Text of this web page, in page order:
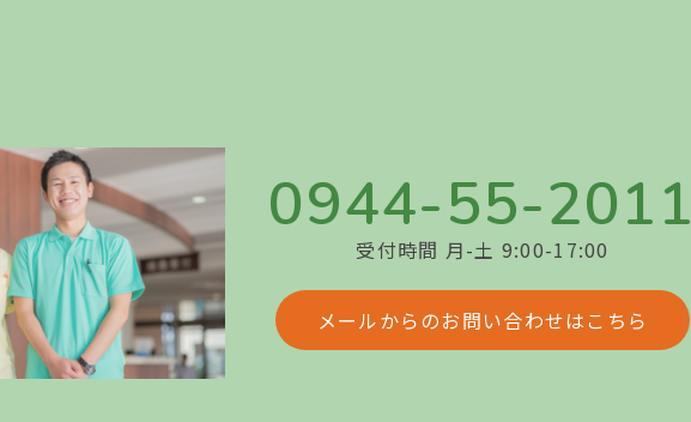
0944-55-2011
受付時間 月-土 9:00-17:00
メールからのお問い合わせはこちら